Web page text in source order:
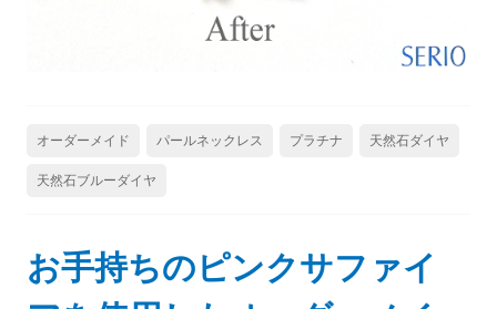
オーダーメイド パールネックレス プラチナ 天然石ダイヤ
天然石ブルーダイヤ
お手持ちのピンクサファイ